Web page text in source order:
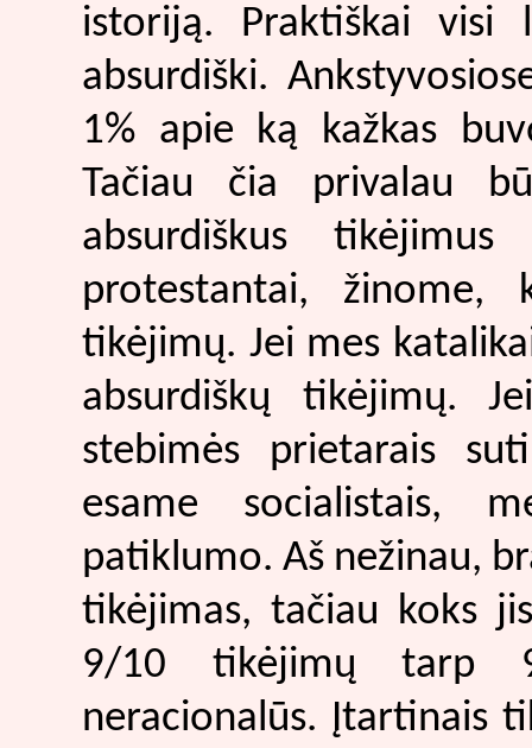
istoriją. Praktiškai visi
absurdiški.
1% apie ką kažkas
Tačiau čia privalau
absurdiškus
protestantai, žinome,
tikėjimų. Jei mes
absurdiškų tikėjimų.
stebimės prietarais
esame socialistais,
patiklumo. Aš nežinau,
tikėjimas, tačiau koks
9/10 tikėjimų tarp
neracionalūs. Įtartinais